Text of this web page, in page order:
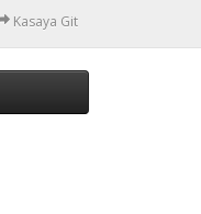
Kasaya Git